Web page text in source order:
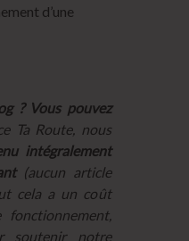
d’une
? Vous pouvez
Ta Route, nous
intégralement
(aucun article
cela a un coût
soutenir notre